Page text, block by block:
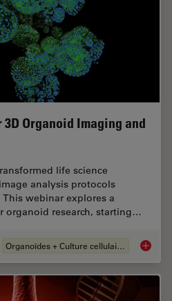
Organoid Imaging and
life science
analysis protocols
webinar explores a
organoid research, starting…
Organoïdes + Culture cellulaire en 3D How